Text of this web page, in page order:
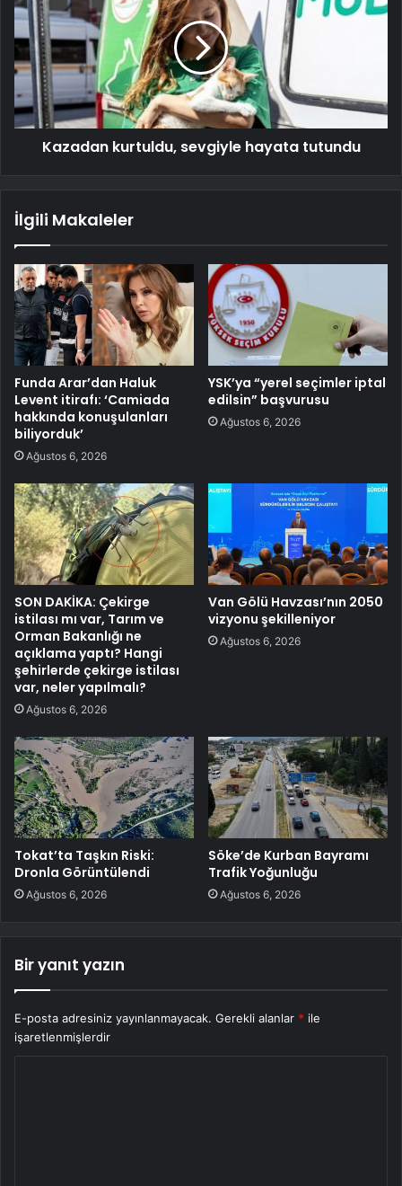
Kazadan kurtuldu, sevgiyle hayata tutundu
İlgili Makaleler
Funda Arar’dan Haluk
Levent itirafı: ‘Camiada
hakkında konuşulanları
biliyorduk’
Ağustos 6, 2026
YSK’ya “yerel seçimler iptal
edilsin” başvurusu
Ağustos 6, 2026
SON DAKİKA: Çekirge
istilası mı var, Tarım ve
Orman Bakanlığı ne
açıklama yaptı? Hangi
şehirlerde çekirge istilası
var, neler yapılmalı?
Ağustos 6, 2026
Van Gölü Havzası’nın 2050
vizyonu şekilleniyor
Ağustos 6, 2026
Tokat’ta Taşkın Riski:
Dronla Görüntülendi
Ağustos 6, 2026
Söke’de Kurban Bayramı
Trafik Yoğunluğu
Ağustos 6, 2026
Bir yanıt yazın
E-posta adresiniz yayınlanmayacak. Gerekli alanlar * ile
işaretlenmişlerdir